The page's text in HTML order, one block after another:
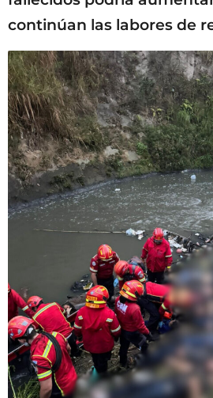
continúan las labores de